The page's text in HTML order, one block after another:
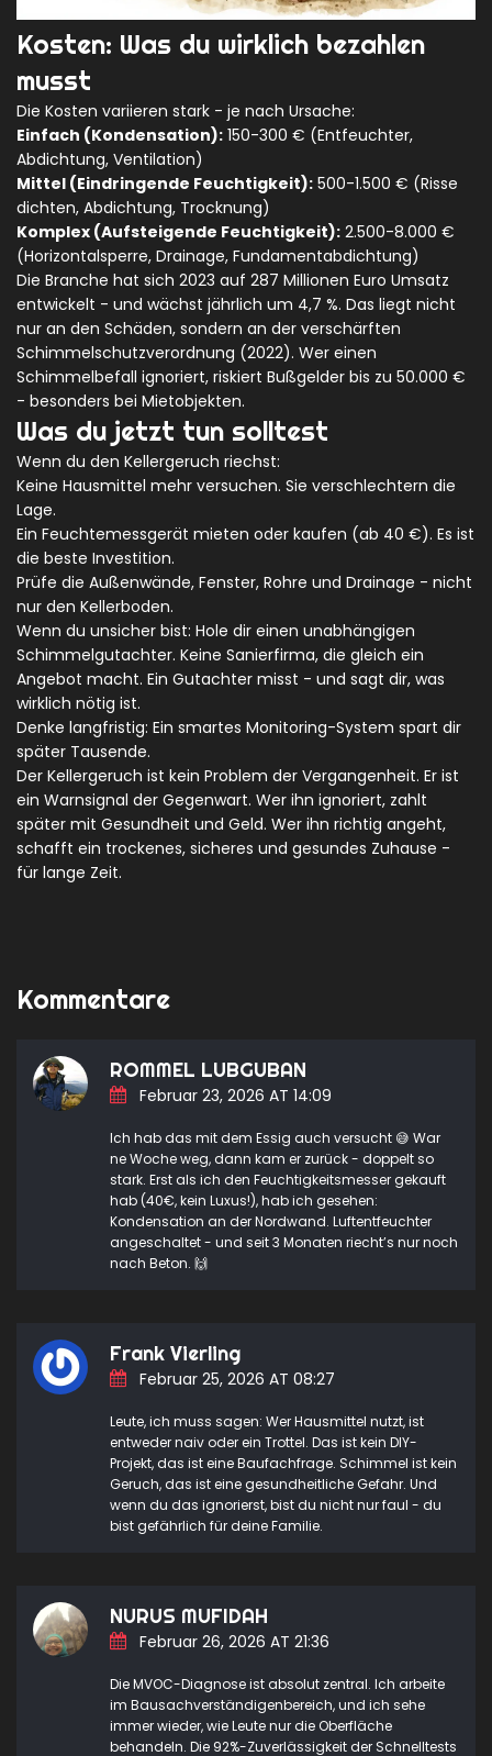
Kosten: Was du wirklich bezahlen
musst
Die Kosten variieren stark - je nach Ursache:
Einfach (Kondensation): 150-300 € (Entfeuchter,
Abdichtung, Ventilation)
Mittel (Eindringende Feuchtigkeit): 500-1.500 € (Risse
dichten, Abdichtung, Trocknung)
Komplex (Aufsteigende Feuchtigkeit): 2.500-8.000 €
(Horizontalsperre, Drainage, Fundamentabdichtung)
Die Branche hat sich 2023 auf 287 Millionen Euro Umsatz
entwickelt - und wächst jährlich um 4,7 %. Das liegt nicht
nur an den Schäden, sondern an der verschärften
Schimmelschutzverordnung (2022). Wer einen
Schimmelbefall ignoriert, riskiert Bußgelder bis zu 50.000 €
- besonders bei Mietobjekten.
Was du jetzt tun solltest
Wenn du den Kellergeruch riechst:
Keine Hausmittel mehr versuchen. Sie verschlechtern die
Lage.
Ein Feuchtemessgerät mieten oder kaufen (ab 40 €). Es ist
die beste Investition.
Prüfe die Außenwände, Fenster, Rohre und Drainage - nicht
nur den Kellerboden.
Wenn du unsicher bist: Hole dir einen unabhängigen
Schimmelgutachter. Keine Sanierfirma, die gleich ein
Angebot macht. Ein Gutachter misst - und sagt dir, was
wirklich nötig ist.
Denke langfristig: Ein smartes Monitoring-System spart dir
später Tausende.
Der Kellergeruch ist kein Problem der Vergangenheit. Er ist
ein Warnsignal der Gegenwart. Wer ihn ignoriert, zahlt
später mit Gesundheit und Geld. Wer ihn richtig angeht,
schafft ein trockenes, sicheres und gesundes Zuhause -
für lange Zeit.
Kommentare
ROMMEL LUBGUBAN
Februar 23, 2026 AT 14:09
Ich hab das mit dem Essig auch versucht 😅 War
ne Woche weg, dann kam er zurück - doppelt so
stark. Erst als ich den Feuchtigkeitsmesser gekauft
hab (40€, kein Luxus!), hab ich gesehen:
Kondensation an der Nordwand. Luftentfeuchter
angeschaltet - und seit 3 Monaten riecht’s nur noch
nach Beton. 🙌
Frank Vierling
Februar 25, 2026 AT 08:27
Leute, ich muss sagen: Wer Hausmittel nutzt, ist
entweder naiv oder ein Trottel. Das ist kein DIY-
Projekt, das ist eine Baufachfrage. Schimmel ist kein
Geruch, das ist eine gesundheitliche Gefahr. Und
wenn du das ignorierst, bist du nicht nur faul - du
bist gefährlich für deine Familie.
NURUS MUFIDAH
Februar 26, 2026 AT 21:36
Die MVOC-Diagnose ist absolut zentral. Ich arbeite
im Bausachverständigenbereich, und ich sehe
immer wieder, wie Leute nur die Oberfläche
behandeln. Die 92%-Zuverlässigkeit der Schnelltests